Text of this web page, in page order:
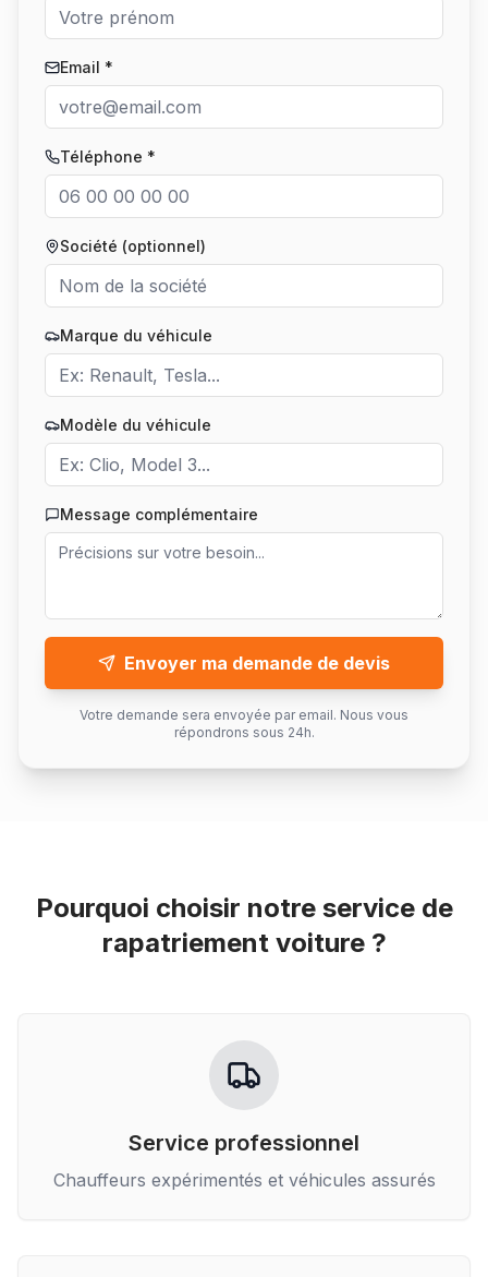
Email *
Téléphone *
Société (optionnel)
Marque du véhicule
Modèle du véhicule
Message complémentaire
Envoyer ma demande de devis
Votre demande sera envoyée par email. Nous vous
répondrons sous 24h.
Pourquoi choisir notre service de
rapatriement voiture?
Service professionnel
Chauffeurs expérimentés et véhicules assurés